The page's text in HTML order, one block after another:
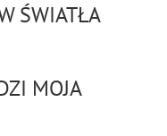
ŚWIATŁA
MOJA